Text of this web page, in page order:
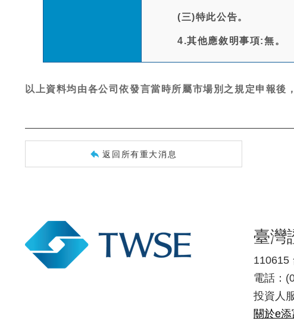
(三)特此公告。
4.其他應敘明事項:無。
以上資料均由各公司依發言當時所屬市場別之規定申報
返回所有重大消息
臺灣
110615
電話：
投資人
關於e添